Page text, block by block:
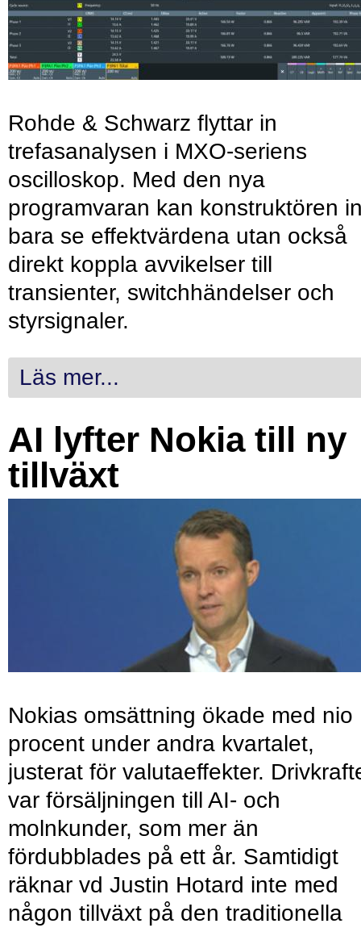
Rohde & Schwarz flyttar in
trefasanalysen i MXO-seriens
oscilloskop. Med den nya
programvaran kan konstruktören
bara se effektvärdena utan också
direkt koppla avvikelser till
transienter, switchhändelser och
styrsignaler.
Läs mer...
AI lyfter Nokia till ny
tillväxt
Nokias omsättning ökade med nio
procent under andra kvartalet,
justerat för valutaeffekter.
var försäljningen till AI- och
molnkunder, som mer än
fördubblades på ett år. Samtidigt
räknar vd Justin Hotard inte med
någon tillväxt på den traditionella